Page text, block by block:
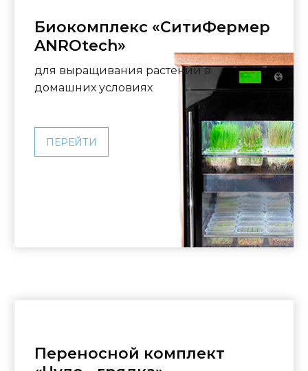
Биокомплекс «СитиФермер
ANROtech»
для выращивания растений в
домашних условиях
ПЕРЕЙТИ
Переносной комплект